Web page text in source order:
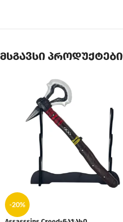
მსგავსი პროდუქტები
-20%